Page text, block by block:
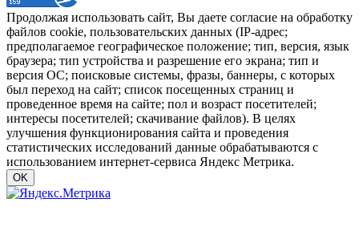
Продолжая использовать сайт, Вы даете согласие на обработку
файлов cookie, пользовательских данных (IP-адрес;
предполагаемое географическое положение; тип, версия, язык
браузера; тип устройства и разрешение его экрана; тип и
версия ОС; поисковые системы, фразы, баннеры, с которых
был переход на сайт; список посещенных страниц и
проведенное время на сайте; пол и возраст посетителей;
интересы посетителей; скачивание файлов). В целях
улучшения функционирования сайта и проведения
статистических исследований данные обрабатываются с
использованием интернет-сервиса Яндекс Метрика.
OK